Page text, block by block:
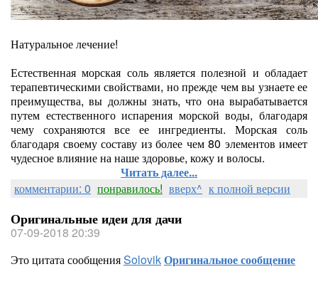
Натуральное лечение!
Естественная морская соль является полезной и обладает
терапевтическими свойствами, но прежде чем вы узнаете ее
преимущества, вы должны знать, что она вырабатывается
путем естественного испарения морской воды, благодаря
чему сохраняются все ее ингредиенты. Морская соль
благодаря своему составу из более чем 80 элементов имеет
чудесное влияние на наше здоровье, кожу и волосы.
Читать далее...
комментарии: 0 понравилось! вверх^ к полной версии
Оригинальные идеи для дачи
07-09-2018 20:39
Это цитата сообщенияSolovikОригинальное сообщение